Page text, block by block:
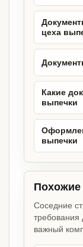
цеха
Какие
выпечки
выпечки
Соседние
требования
важный